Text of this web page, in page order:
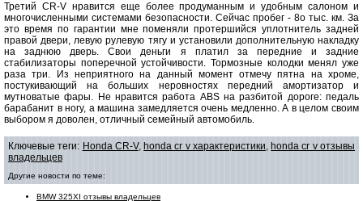
Третий CR-V нравится еще более продуманным и удобным салоном и
многочисленными системами безопасности. Сейчас пробег - 8о тыс. км. За
это время по гарантии мне поменяли протершийся уплотнитель задней
правой двери, левую рулевую тягу и установили дополнительную накладку
на заднюю дверь. Свои деньги я платил за передние и задние
стабилизаторы поперечной устойчивости. Тормозные колодки менял уже
раза три. Из неприятного на данный момент отмечу пятна на хроме,
постукивающий на больших неровностях передний амортизатор и
мутноватые фары. Не нравится работа ABS на разбитой дороге: педаль
барабанит в ногу, а машина замедляется очень медленно. А в целом своим
выбором я доволен, отличный семейный автомобиль.
Ключевые теги: Honda CR-V, honda cr v характеристики, honda cr v отзывы
владельцев
Другие новости по теме:
BMW 325XI отзывы владельцев